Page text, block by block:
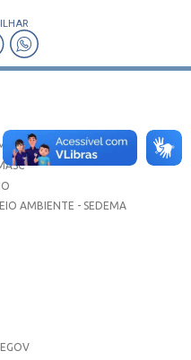
AMBIENTE - SEDEMA